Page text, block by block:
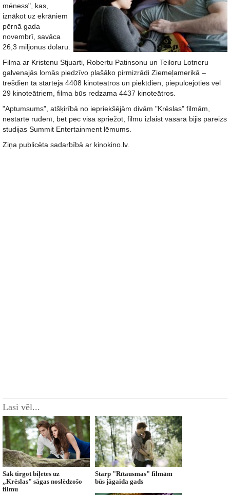
mēness", kas,
iznākot uz ekrāniem
pērnā gada
novembrī, savāca
26,3 miljonus dolāru.
Filma ar Kristenu Stjuarti, Robertu Patinsonu un Teiloru Lotneru
galvenajās lomās piedzīvo plašāko pirmizrādi Ziemeļamerikā –
trešdien tā startēja 4408 kinoteātros un piektdien, piepulcējoties vēl
29 kinoteātriem, filma būs redzama 4437 kinoteātros.
"Aptumsums", atšķirībā no iepriekšējām divām "Krēslas" filmām,
nestartē rudenī, bet pēc visa spriežot, filmu izlaist vasarā bijis pareizs
studijas Summit Entertainment lēmums.
Ziņa publicēta sadarbībā ar kinokino.lv.
Lasi vēl...
Sāk tirgot biļetes uz
„Krēslas" sāgas noslēdzošo
filmu
Starp "Rītausmas" filmām
būs jāgaida gads